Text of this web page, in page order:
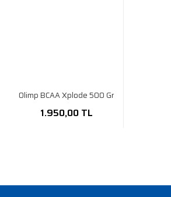
Olimp BCAA Xplode 500 Gr
1.950,00 TL